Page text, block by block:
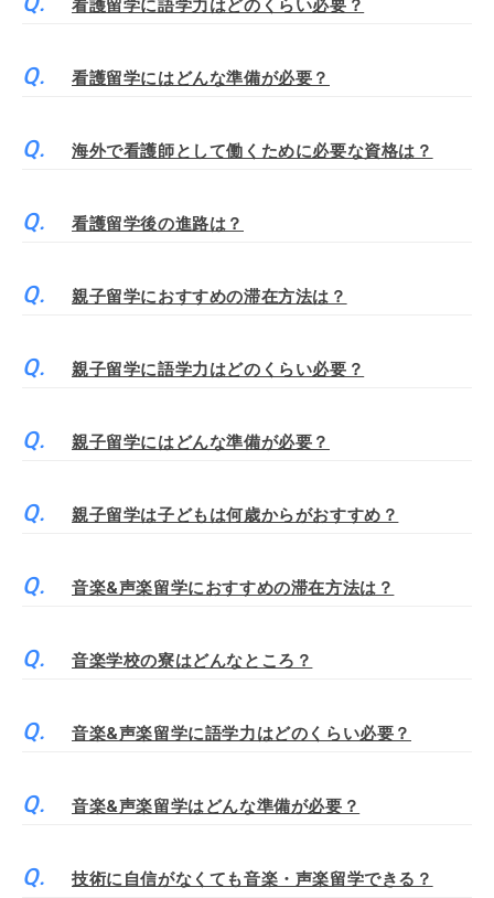
看護留学に語学力はどのくらい必要？
看護留学にはどんな準備が必要？
海外で看護師として働くために必要な資格は？
看護留学後の進路は？
親子留学におすすめの滞在方法は？
親子留学に語学力はどのくらい必要？
親子留学にはどんな準備が必要？
親子留学は子どもは何歳からがおすすめ？
音楽&声楽留学におすすめの滞在方法は？
音楽学校の寮はどんなところ？
音楽&声楽留学に語学力はどのくらい必要？
音楽&声楽留学はどんな準備が必要？
技術に自信がなくても音楽・声楽留学できる？